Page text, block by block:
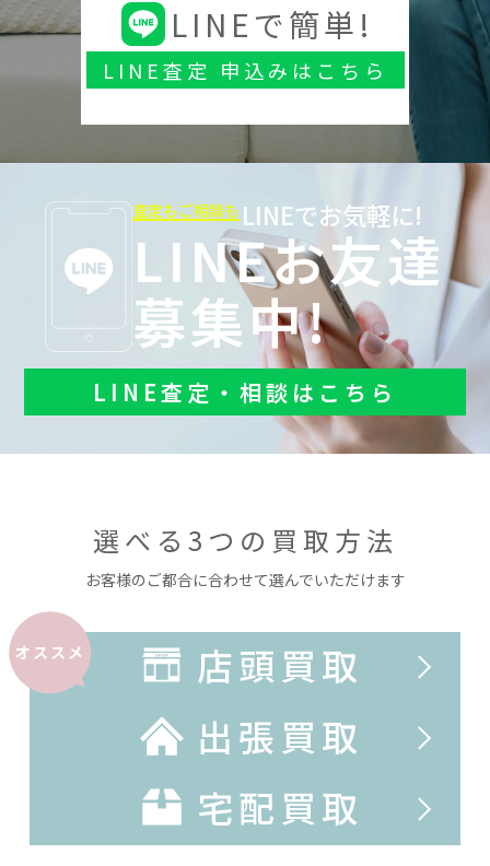
LINEで簡単!
LINE査定 申込みはこちら
査定もご相談も LINEでお気軽に!
LINEお友達
募集中!
LINE査定・相談はこちら
選べる3つの買取方法
お客様のご都合に合わせて選んでいただけます
オススメ
店頭買取
出張買取
宅配買取